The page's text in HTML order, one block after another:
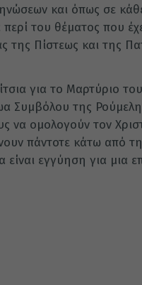
και όπως σε
του θέματος που
της Πίστεως και της
για το Μαρτύριο του
Συμβόλου της
να ομολογούν τον
πάντοτε κάτω από
εγγύηση για μια